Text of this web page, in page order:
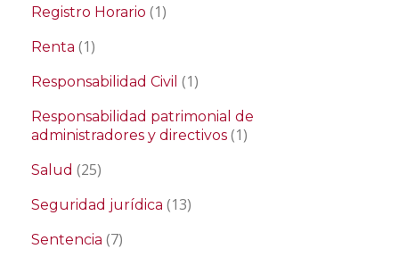
Registro Horario (1)
Renta (1)
Responsabilidad Civil (1)
Responsabilidad patrimonial de
administradores y directivos (1)
Salud (25)
Seguridad jurídica (13)
Sentencia (7)